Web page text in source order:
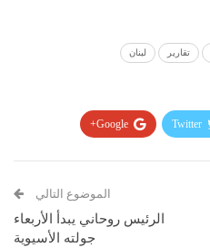
تقارير لبنان
Twitter
Google+
الموضوع التالي
الرئيس روحاني يبدأ الأربعاء
جولته الأسيوية